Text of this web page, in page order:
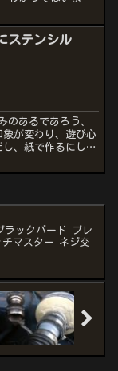
ステンシル
のあるであろう、
象が変わり、遊び心
、紙で作るにして
ラックバード ブレ
マスター ネジ交